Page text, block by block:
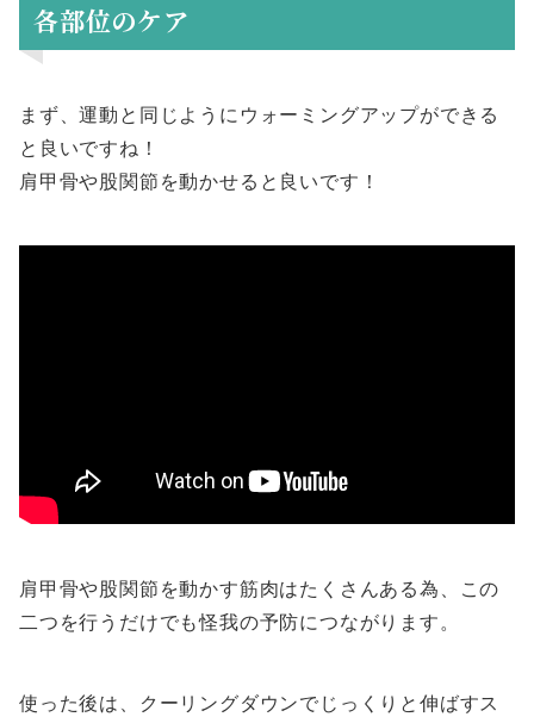
各部位のケア
まず、運動と同じようにウォーミングアップができる
と良いですね！
肩甲骨や股関節を動かせると良いです！
肩甲骨や股関節を動かす筋肉はたくさんある為、この
二つを行うだけでも怪我の予防につながります。
使った後は、クーリングダウンでじっくりと伸ばすス